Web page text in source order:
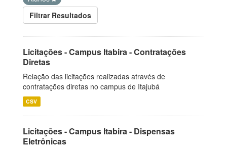
Filtrar Resultados
Licitações - Campus Itabira - Contratações
Diretas
Relação das licitações realizadas através de
contratações diretas no campus de Itajubá
CSV
Licitações - Campus Itabira - Dispensas
Eletrônicas